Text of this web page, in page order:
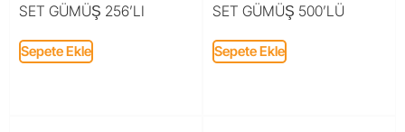
SET GÜMÜŞ 256’LI
Sepete Ekle
SET GÜMÜŞ 500’LÜ
Sepete Ekle